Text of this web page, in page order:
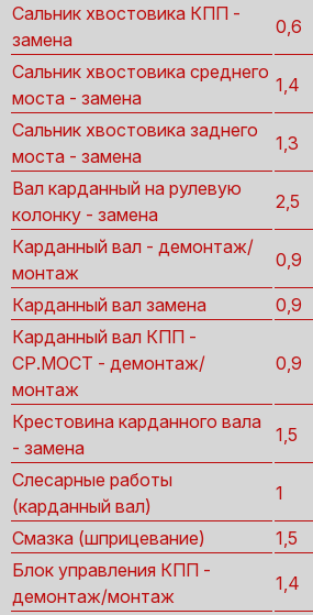
Сальник хвостовика КПП -
замена
0,6
Сальник хвостовика среднего
моста - замена
1,4
Сальник хвостовика заднего
моста - замена
1,3
Вал карданный на рулевую
колонку - замена
2,5
Карданный вал - демонтаж/
монтаж
0,9
Карданный вал замена 0,9
Карданный вал КПП -
СР.МОСТ - демонтаж/
монтаж
0,9
Крестовина карданного вала
- замена
1,5
Слесарные работы
(карданный вал)
1
Смазка (шприцевание) 1,5
Блок управления КПП -
демонтаж/монтаж
1,4